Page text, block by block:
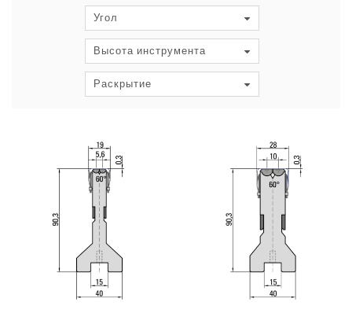
Прецизионная шлифовка
Гарантированная взаимозаменяемость
и параллельность
Маркировка инструмента со всей
технической информацией
ПРЕИМУЩЕСТВА
Отсутствие следов гибки на листах за
счёт слайдера
Короткие полки с минимальными
следами
Возможность гибки деталей с
Угол
Высота инструмента
Раскрытие